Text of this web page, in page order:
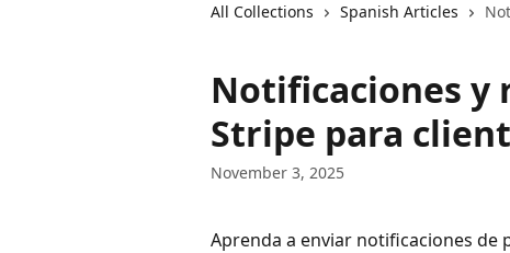
All Collections Spanish Articles
Notificaciones y
Stripe para
November 3, 2025
Aprenda a enviar notificaciones de